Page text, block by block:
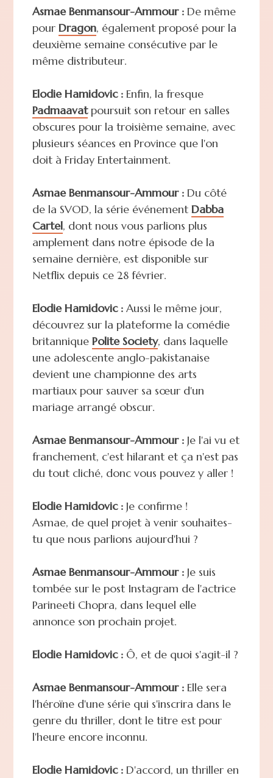
Asmae Benmansour-Ammour :De même
pour Dragon, également proposé pour la
deuxième semaine consécutive par le
même distributeur.
Elodie Hamidovic :Enfin, la fresque
Padmaavatpoursuit son retour en salles
obscures pour la troisième semaine, avec
plusieurs séances en Province que l'on
doit à Friday Entertainment.
Asmae Benmansour-Ammour :Du côté
de la SVOD, la série événement Dabba
Cartel, dont nous vous parlions plus
amplement dans notre épisode de la
semaine dernière, est disponible sur
Netflix depuis ce 28 février.
Elodie Hamidovic : Aussi le même jour,
découvrez sur la plateforme la comédie
britannique Polite Society, dans laquelle
une adolescente anglo-pakistanaise
devient une championne des arts
martiaux pour sauver sa sœur d'un
mariage arrangé obscur.
Asmae Benmansour-Ammour :Je l'ai vu et
franchement, c'est hilarant et ça n'est pas
du tout cliché, donc vous pouvez y aller !
Elodie Hamidovic :Je confirme !
Asmae, de quel projet à venir souhaites-
tu que nous parlions aujourd'hui ?
Asmae Benmansour-Ammour :Je suis
tombée sur le post Instagram de l'actrice
Parineeti Chopra, dans lequel elle
annonce son prochain projet.
Elodie Hamidovic :Ô, et de quoi s'agit-il ?
Asmae Benmansour-Ammour :Elle sera
l'héroïne d'une série qui s'inscrira dans le
genre du thriller, dont le titre est pour
l'heure encore inconnu.
Elodie Hamidovic :D'accord, un thriller en